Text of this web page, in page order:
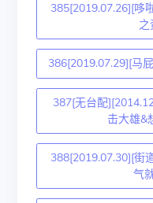
385[2019.07.26][哆
之
386[2019.07.29][马
387[无台配
击大雄&
388[2019.07.30][街
气